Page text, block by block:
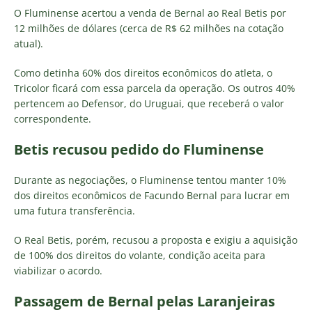
O Fluminense acertou a venda de Bernal ao Real Betis por
12 milhões de dólares (cerca de R$ 62 milhões na cotação
atual).
Como detinha 60% dos direitos econômicos do atleta, o
Tricolor ficará com essa parcela da operação. Os outros 40%
pertencem ao Defensor, do Uruguai, que receberá o valor
correspondente.
Betis recusou pedido do Fluminense
Durante as negociações, o Fluminense tentou manter 10%
dos direitos econômicos de Facundo Bernal para lucrar em
uma futura transferência.
O Real Betis, porém, recusou a proposta e exigiu a aquisição
de 100% dos direitos do volante, condição aceita para
viabilizar o acordo.
Passagem de Bernal pelas Laranjeiras